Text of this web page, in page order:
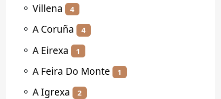
⚬ Villena 4
⚬ A Coruña 4
⚬ A Eirexa 1
⚬ A Feira Do Monte 1
⚬ A Igrexa 2